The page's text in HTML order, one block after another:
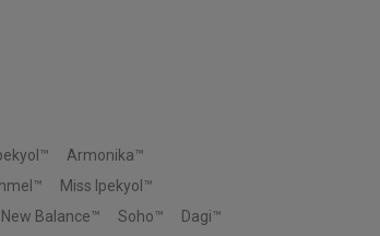
Armonika™
Miss Ipekyol™
New Balance™ Soho™
Dagi™